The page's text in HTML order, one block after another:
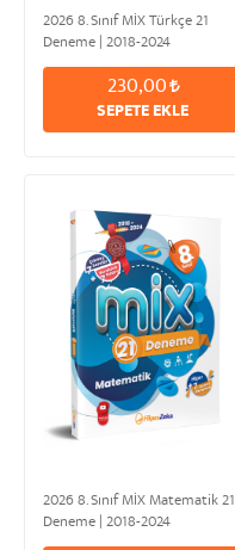
2026 8. Sınıf MİX Türkçe 21
Deneme | 2018-2024
230,00
SEPETE EKLE
2026 8. Sınıf MİX Matematik 21
Deneme | 2018-2024